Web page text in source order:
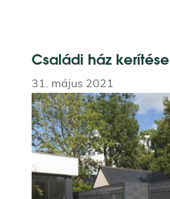
Családi ház kerítése
31. május 2021